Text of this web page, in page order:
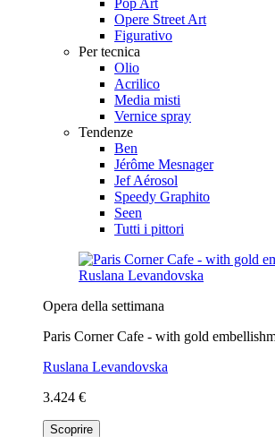
Opere Street Art
Figurativo
Per tecnica
Olio
Acrilico
Media misti
Vernice spray
Tendenze
Ben
Jérôme Mesnager
Jef Aérosol
Speedy Graphito
Seen
Tutti i pittori
Opera della settimana
Paris Corner Cafe - with gold
Ruslana Levandovska
3.424 €
Scoprire